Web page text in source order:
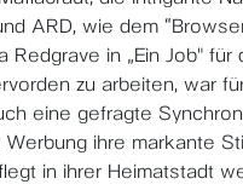
ARD, wie dem
in „Ein Job" für
zu arbeiten, war
eine gefragte
ihre markante
in ihrer Heimatstadt